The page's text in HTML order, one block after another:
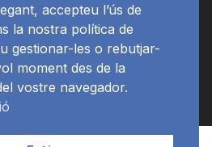
APP Programació
accepteu l’ús de
la nostra política de
gestionar-les o rebutjar-
moment des de la
vostre navegador.